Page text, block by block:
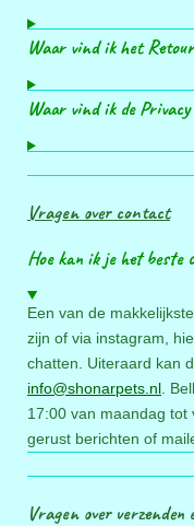
Waar vind ik het
Waar vind ik de
Vragen over contact
Hoe kan ik je het beste
Een van de
zijn of via instagram,
chatten. Uiteraard kan
info@shonarpets.nl .
17:00 van maandag tot
gerust berichten of
Vragen over verzenden